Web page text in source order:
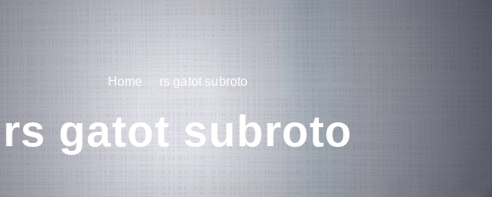
Home rs gatot subroto
rs gatot subroto